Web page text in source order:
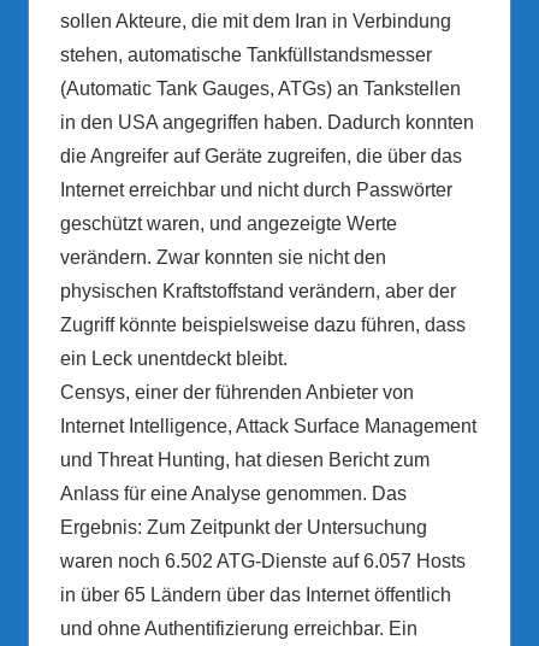
sollen Akteure, die mit dem Iran in Verbindung
stehen, automatische Tankfüllstandsmesser
(Automatic Tank Gauges, ATGs) an Tankstellen
in den USA angegriffen haben. Dadurch konnten
die Angreifer auf Geräte zugreifen, die über das
Internet erreichbar und nicht durch Passwörter
geschützt waren, und angezeigte Werte
verändern. Zwar konnten sie nicht den
physischen Kraftstoffstand verändern, aber der
Zugriff könnte beispielsweise dazu führen, dass
ein Leck unentdeckt bleibt.
Censys, einer der führenden Anbieter von
Internet Intelligence, Attack Surface Management
und Threat Hunting, hat diesen Bericht zum
Anlass für eine Analyse genommen. Das
Ergebnis: Zum Zeitpunkt der Untersuchung
waren noch 6.502 ATG-Dienste auf 6.057 Hosts
in über 65 Ländern über das Internet öffentlich
und ohne Authentifizierung erreichbar. Ein